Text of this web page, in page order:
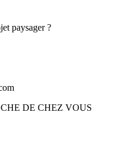
paysager ?
DE CHEZ VOUS